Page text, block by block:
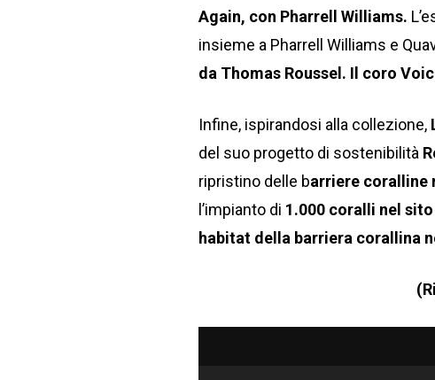
Again, con Pharrell Williams.
insieme a Pharrell Williams e
da Thomas Roussel. Il coro
Infine, ispirandosi alla collezione,
del suo progetto di sostenibilità
ripristino delle barriere coralline
l’impianto di 1.000 coralli nel
habitat della barriera corallina